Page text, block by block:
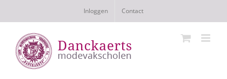
Inloggen Contact